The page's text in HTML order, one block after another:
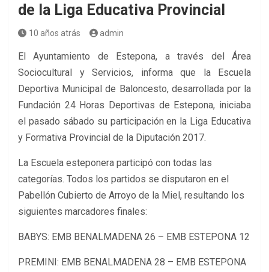
de la Liga Educativa Provincial
10 años atrás admin
El Ayuntamiento de Estepona, a través del Área
Sociocultural y Servicios, informa que la Escuela
Deportiva Municipal de Baloncesto, desarrollada por la
Fundación 24 Horas Deportivas de Estepona, iniciaba
el pasado sábado su participación en la Liga Educativa
y Formativa Provincial de la Diputación 2017.
La Escuela esteponera participó con todas las
categorías. Todos los partidos se disputaron en el
Pabellón Cubierto de Arroyo de la Miel, resultando los
siguientes marcadores finales:
BABYS: EMB BENALMADENA 26 – EMB ESTEPONA 12
PREMINI: EMB BENALMADENA 28 – EMB ESTEPONA